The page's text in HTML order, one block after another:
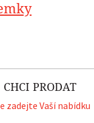
CHCI PRODAT
zadejte Vaší nabídku